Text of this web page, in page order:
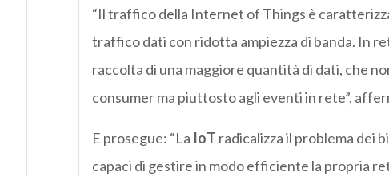
“Il traffico della Internet of Things è
traffico dati con ridotta ampiezza di banda. In
raccolta di una maggiore quantità di dati, che
consumer ma piuttosto agli eventi in rete”,
E prosegue: “La IoT radicalizza il problema dei
capaci di gestire in modo efficiente la propria